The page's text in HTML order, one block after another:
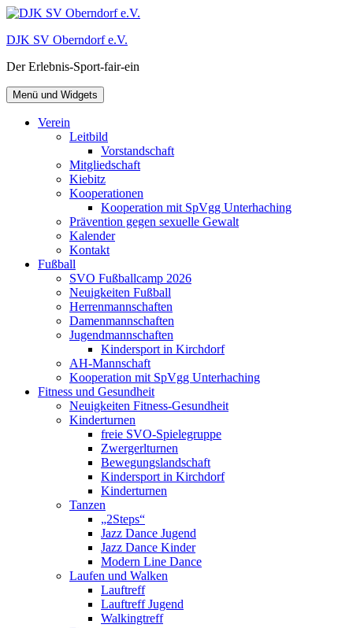
Zum
springen
DJK SV Oberndorf e.V.
Der Erlebnis-Sport-fair-ein
Menü und Widgets
Verein
Leitbild
Vorstandschaft
Mitgliedschaft
Kiebitz
Kooperationen
Kooperation mit SpVgg Unterhaching
Prävention gegen sexuelle Gewalt
Kalender
Kontakt
Fußball
SVO Fußballcamp 2026
Neuigkeiten Fußball
Herrenmannschaften
Damenmannschaften
Jugendmannschaften
Kindersport in Kirchdorf
AH-Mannschaft
Kooperation mit SpVgg Unterhaching
Fitness und Gesundheit
Neuigkeiten Fitness-Gesundheit
Kinderturnen
freie SVO-Spielegruppe
Zwergerlturnen
Bewegungslandschaft
Kindersport in Kirchdorf
Kinderturnen
Tanzen
„2Steps“
Jazz Dance Jugend
Jazz Dance Kinder
Modern Line Dance
Laufen und Walken
Lauftreff
Lauftreff Jugend
Walkingtreff